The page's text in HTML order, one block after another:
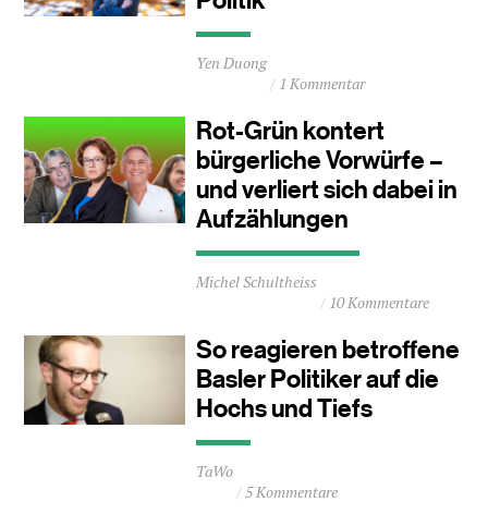
Durchschnittliche
Lesezeit
Minuten
Yen Duong
1 Kommentar
Rot-Grün kontert
bürgerliche Vorwürfe –
und verliert sich dabei in
Aufzählungen
Durchschnittliche
Lesezeit
Minuten
Michel Schultheiss
10 Kommentare
So reagieren betroffene
Basler Politiker auf die
Hochs und Tiefs
Durchschnittliche
Lesezeit
TaWo
5 Kommentare